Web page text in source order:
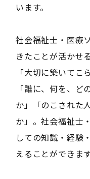
います。
社会福祉士・医療
きたことが活かせ
「大切に築いてこ
「誰に、何を、ど
か」「のこされた
か」。社会福祉士
しての知識・経験
えることができます